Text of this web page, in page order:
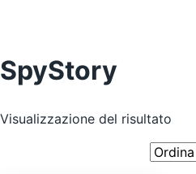
SpyStory
Visualizzazione del risultato